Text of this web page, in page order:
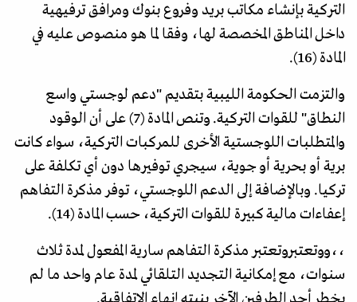
التركية بإنشاء مكاتب بريد وفروع بنوك ومرافق ترفيهية
داخل المناطق المخصصة لها، وفقا لما هو منصوص عليه في
المادة (16).
والتزمت الحكومة الليبية بتقديم "دعم لوجستي واسع
النطاق" للقوات التركية. وتنص المادة (7) على أن الوقود
والمتطلبات اللوجستية الأخرى للمركبات التركية، سواء كانت
برية أو بحرية أو جوية، سيجري توفيرها دون أي تكلفة على
تركيا. وبالإضافة إلى الدعم اللوجستي، توفر مذكرة التفاهم
إعفاءات مالية كبيرة للقوات التركية، حسب المادة (14).
،،ووتعتبروتعتبر مذكرة التفاهم سارية المفعول لمدة ثلاث
سنوات، مع إمكانية التجديد التلقائي لمدة عام واحد ما لم